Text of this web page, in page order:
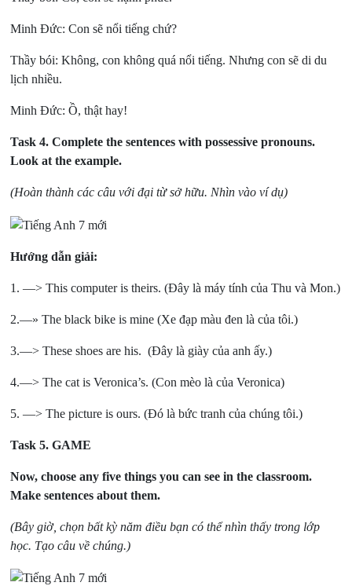
Minh Đức: Con sẽ nổi tiếng chứ?
Thầy bói: Không, con không quá nổi tiếng. Nhưng con sẽ di du
lịch nhiều.
Minh Đức: Ồ, thật hay!
Task 4.Complete the sentences with possessive pronouns.
Look at the example.
(Hoàn thành các câu với đại từ sở hữu. Nhìn vào ví dụ)
Hướng dẫn giải:
1. —> This computer is theirs. (Đây là máy tính của Thu và Mon.)
2.—» The black bike is mine (Xe đạp màu đen là của tôi.)
3.—> These shoes are his. (Đây là giày của anh ấy.)
4.—> The cat is Veronica’s. (Con mèo là của Veronica)
5. —> The picture is ours. (Đó là bức tranh của chúng tôi.)
Task 5.GAME
Now, choose any five things you can see in the classroom.
Make sentences about them.
(Bây giờ, chọn bất kỳ năm điều bạn có thể nhìn thấy trong lớp
học. Tạo câu về chúng.)